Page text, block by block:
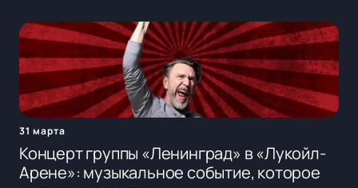
31 марта
Концерт группы «Ленинград» в «Лукойл-
Арене»: музыкальное событие, которое